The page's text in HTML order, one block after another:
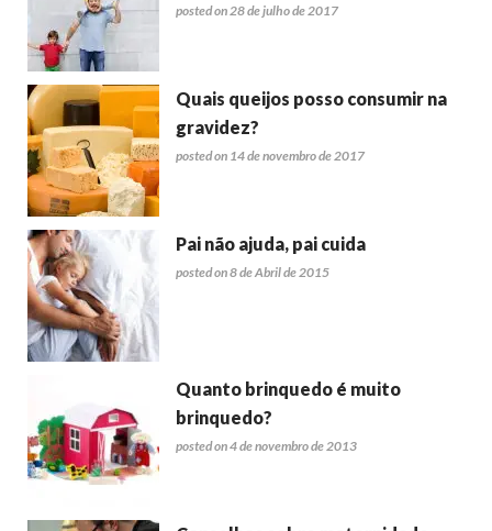
posted on 28 de julho de 2017
Quais queijos posso consumir na
gravidez?
posted on 14 de novembro de 2017
Pai não ajuda, pai cuida
posted on 8 de Abril de 2015
Quanto brinquedo é muito
brinquedo?
posted on 4 de novembro de 2013